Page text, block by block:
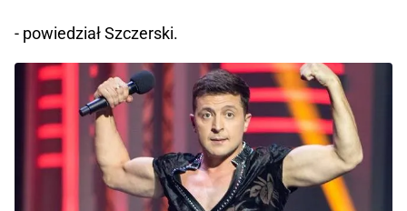
- powiedział Szczerski.